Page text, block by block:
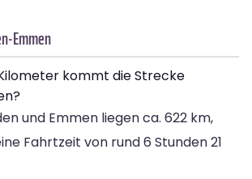
Emmen
kommt die Strecke
und Emmen liegen ca. 622 km,
Fahrtzeit von rund 6 Stunden 21